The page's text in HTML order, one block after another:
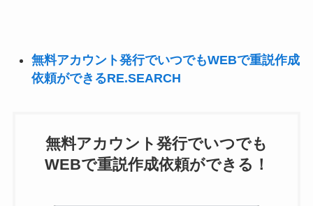
無料アカウント発行でいつでもWEBで重説作成
依頼ができるRE.SEARCH
無料アカウント発行でいつでも
WEBで重説作成依頼ができる！